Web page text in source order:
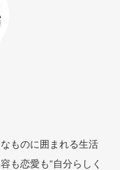
ものに囲まれる生活
も恋愛も“自分らしく